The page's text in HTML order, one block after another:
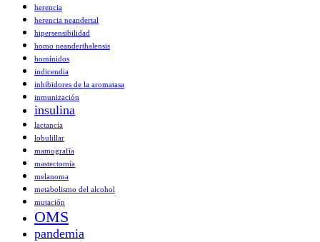
herencia
herencia neandertal
hipersensibilidad
homo neanderthalensis
homínidos
indicendia
inhibidores de la aromatasa
inmunización
insulina
lactancia
lobulillar
mamografía
mastectomía
melanoma
metabolismo del alcohol
mutación
OMS
pandemia